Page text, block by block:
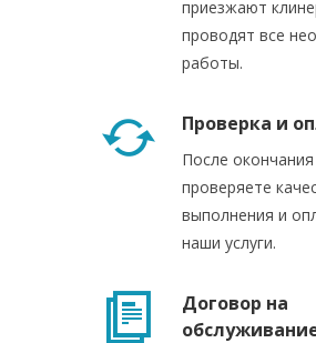
приезжают
проводят все
работы.
Проверка и
После
проверяете
выполнения и
наши услуги.
Договор на